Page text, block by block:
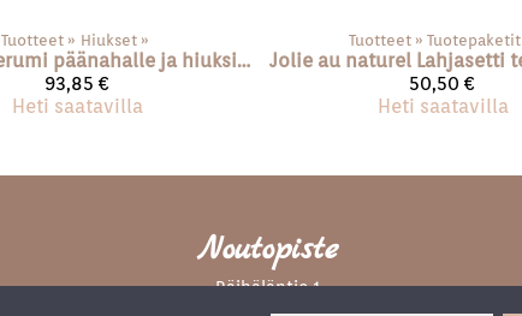
Tuotteet ‪» Hiukset ‪»
Seerumi päänahalle ja hiuksille
93,85 €
Heti saatavilla
Tuotteet ‪» Tuotepaketit
Jolie au naturel
50,50 €
Heti saatavilla
Noutopiste
Räihäläntie 1